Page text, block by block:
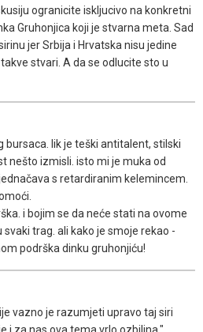
ogranicite iskljucivo na konkretni
Gruhonjica koji je stvarna meta. Sad
jer Srbija i Hrvatska nisu jedine
stvari. A da se odlucite sto u
bursaca. lik je teški antitalent, stilski
nešto izmisli. isto mi je muka od
s retardiranim kelemincem.
i bojim se da neće stati na ovome
trag. ali kako je smoje rekao -
podrška dinku gruhonjiću!
vazno je razumjeti upravo taj siri
i za nas ova tema vrlo ozbiljna."